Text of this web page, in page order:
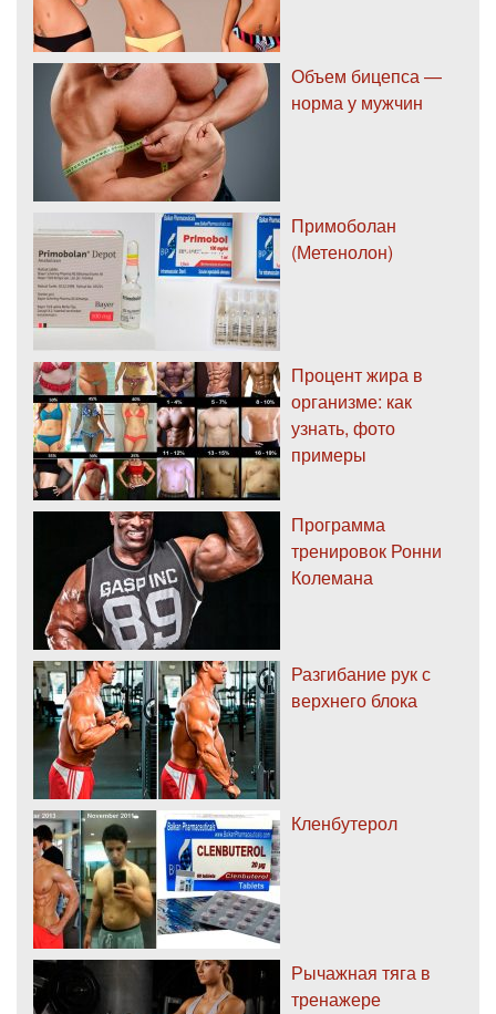
Объем бицепса —
норма у мужчин
Примоболан
(Метенолон)
Процент жира в
организме: как
узнать, фото
примеры
Программа
тренировок Ронни
Колемана
Разгибание рук с
верхнего блока
Кленбутерол
Рычажная тяга в
тренажере